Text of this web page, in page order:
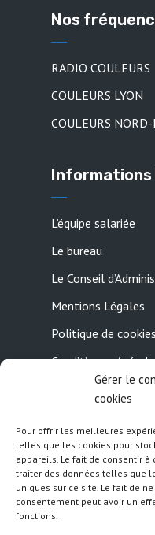
Gérer le
cookies
Pour offrir les meilleures
telles que les cookies pour
appareils. Le fait de consentir
traiter des données telles que
uniques sur ce site. Le fait de
consentement peut avoir un
fonctions.
Nos
RADIO COULEURS
COULEURS LYON
COULEURS NORD-
Informations
L’équipe salariée
Le bureau
Le Conseil
Mentions Légales
Politique de
Conditions
Contactez-nous
Suivez nous